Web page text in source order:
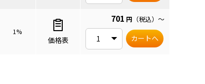
1%
価格表
701 円 （税込） ～
カートへ